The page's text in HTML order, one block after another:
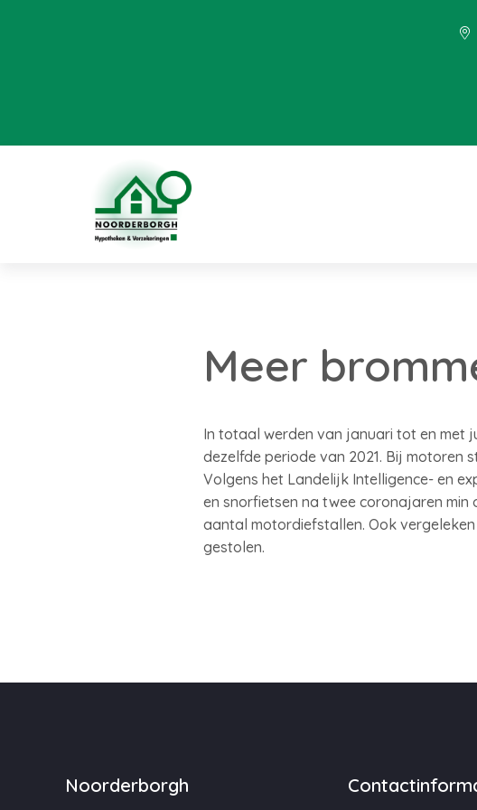
Meer
In totaal werden van januari tot en met
dezelfde periode van 2021. Bij motoren
Volgens het Landelijk Intelligence- en
en snorfietsen na twee coronajaren
aantal motordiefstallen. Ook
gestolen.
Noorderborgh